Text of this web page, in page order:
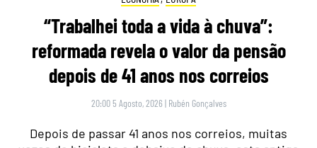
“Trabalhei toda a vida à chuva”:
reformada revela o valor da pensão
depois de 41 anos nos correios
20:00 5 Agosto, 2026 | Rubén Gonçalves
Depois de passar 41 anos nos correios, muitas